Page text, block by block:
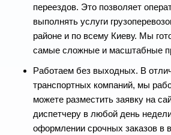
переездов. Это позволяет
выполнять услуги
районе и по всему Киеву. Мы
самые сложные и масштабные
Работаем без выходных. В
транспортных компаний, мы
можете разместить заявку на
диспетчеру в любой день
оформлении срочных заказов в